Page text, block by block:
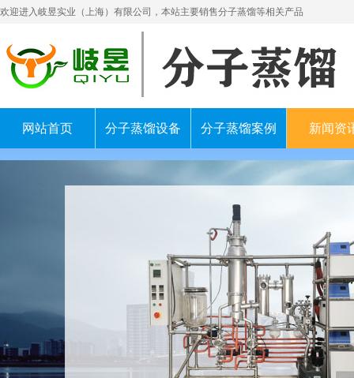
欢迎进入岐昱实业（上海）有限公司，本站主要销售分子蒸馏等相关产品
网站首页 分子蒸馏设备 分子蒸馏案例 新闻资